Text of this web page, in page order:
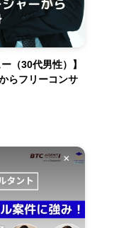
（30代男性）】
らフリーコンサ